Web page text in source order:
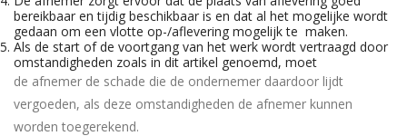
bereikbaar en tijdig beschikbaar is en dat al het mogelijke wordt
gedaan om een vlotte op-/aflevering mogelijk te maken.
Als de start of de voortgang van het werk wordt vertraagd door
omstandigheden zoals in dit artikel genoemd, moet
de afnemer de schade die de ondernemer daardoor lijdt
vergoeden, als deze omstandigheden de afnemer kunnen
worden toegerekend.